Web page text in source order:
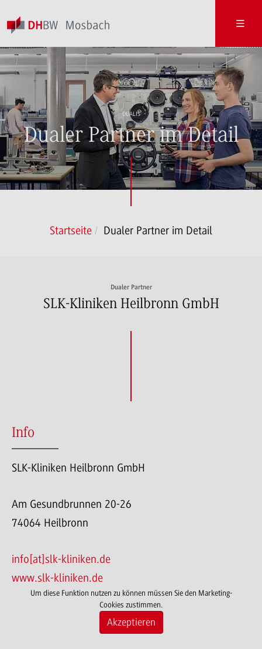
DUALIS
Dualer Partner im Detail
Startseite Dualer Partner im Detail
Dualer Partner
SLK-Kliniken Heilbronn GmbH
Info
SLK-Kliniken Heilbronn GmbH
Am Gesundbrunnen 20-26
74064 Heilbronn
info[at]slk-kliniken.de
www.slk-kliniken.de
Um diese Funktion nutzen zu können müssen Sie den Marketing-
Cookies zustimmen.
Akzeptieren